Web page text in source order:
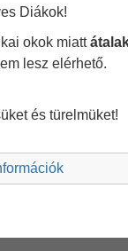
Diákok!
okok miatt
lesz elérhető.
és türelmüket!